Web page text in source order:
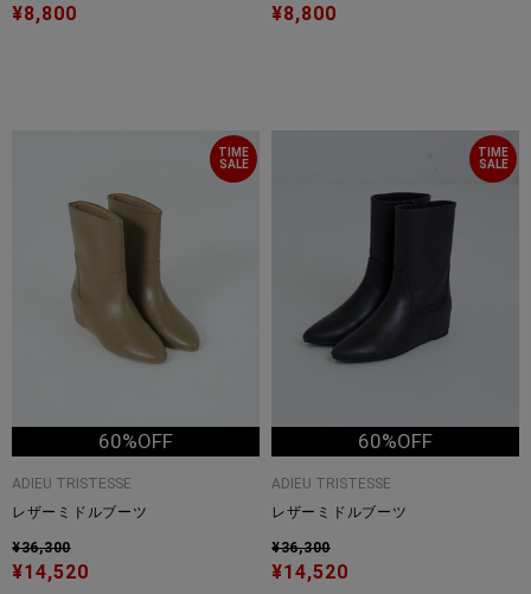
¥8,800 ¥8,800
TIME
SALE
60%OFF
ADIEU TRISTESSE
レザーミドルブーツ
¥36,300
¥14,520
TIME
SALE
60%OFF
ADIEU TRISTESSE
レザーミドルブーツ
¥36,300
¥14,520